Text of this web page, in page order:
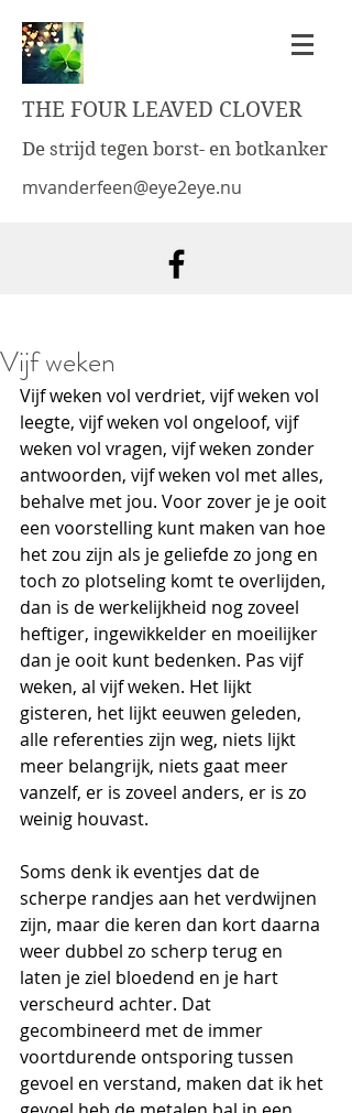
THE FOUR LEAVED CLOVER
De strijd tegen borst- en botkanker
mvanderfeen@eye2eye.nu
Vijf weken
Vijf weken vol verdriet, vijf weken vol
leegte, vijf weken vol ongeloof, vijf
weken vol vragen, vijf weken zonder
antwoorden, vijf weken vol met alles,
behalve met jou. Voor zover je je ooit
een voorstelling kunt maken van hoe
het zou zijn als je geliefde zo jong en
toch zo plotseling komt te overlijden,
dan is de werkelijkheid nog zoveel
heftiger, ingewikkelder en moeilijker
dan je ooit kunt bedenken. Pas vijf
weken, al vijf weken. Het lijkt
gisteren, het lijkt eeuwen geleden,
alle referenties zijn weg, niets lijkt
meer belangrijk, niets gaat meer
vanzelf, er is zoveel anders, er is zo
weinig houvast.
Soms denk ik eventjes dat de
scherpe randjes aan het verdwijnen
zijn, maar die keren dan kort daarna
weer dubbel zo scherp terug en
laten je ziel bloedend en je hart
verscheurd achter. Dat
gecombineerd met de immer
voortdurende ontsporing tussen
gevoel en verstand, maken dat ik het